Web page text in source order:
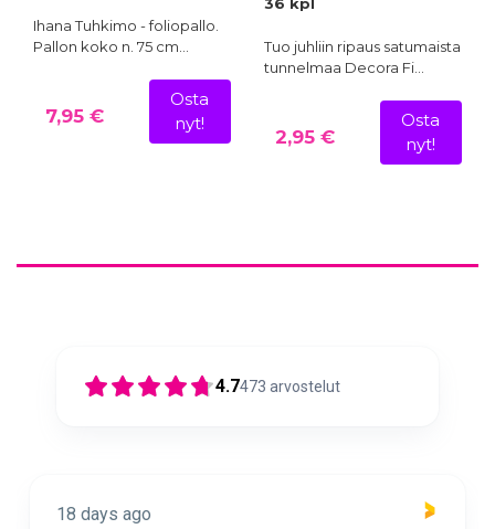
Ihana Tuhkimo - foliopallo.
Pallon koko n. 75 cm…
7,95 €
Osta
nyt!
Tuo juhliin ripaus satumaista
tunnelmaa Decora Fi…
2,95 €
Osta
nyt!
4.7473 arvostelut
18 days ago